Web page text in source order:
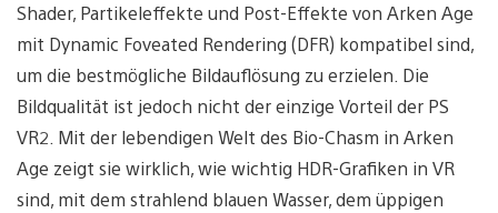
Shader, Partikeleffekte und Post-Effekte von Arken Age
mit Dynamic Foveated Rendering (DFR) kompatibel sind,
um die bestmögliche Bildauflösung zu erzielen. Die
Bildqualität ist jedoch nicht der einzige Vorteil der PS
VR2. Mit der lebendigen Welt des Bio-Chasm in Arken
Age zeigt sie wirklich, wie wichtig HDR-Grafiken in VR
sind, mit dem strahlend blauen Wasser, dem üppigen